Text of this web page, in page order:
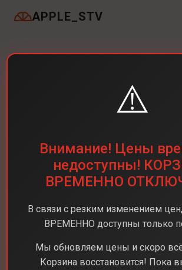
APPLE_STV
⚠️
Внимание! Цены
недоступны!
ВРЕМЕННО
В связи с резким изменением
ВРЕМЕННО доступны только
Мы обновляем цены и скоро всё
Корзина восстановится! Пока